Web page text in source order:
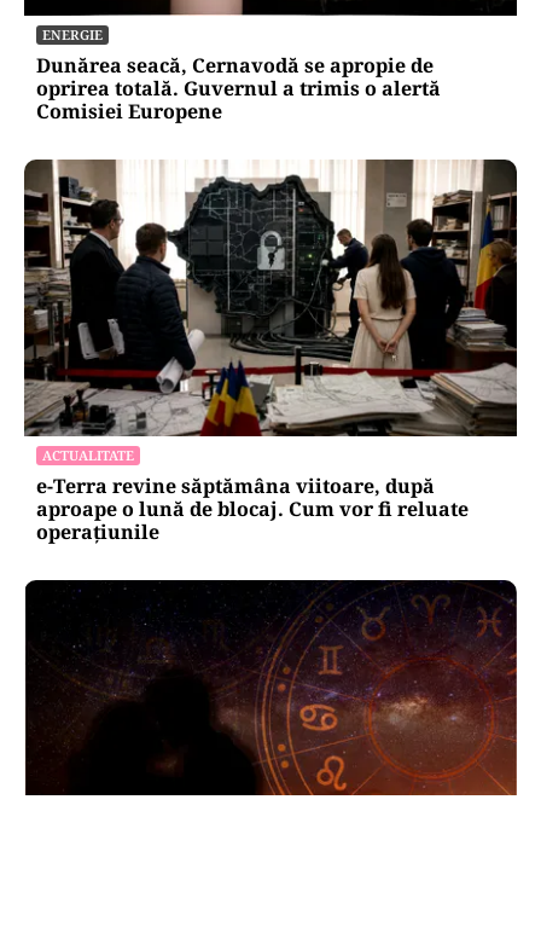
ENERGIE
Dunărea seacă, Cernavodă se apropie de
oprirea totală. Guvernul a trimis o alertă
Comisiei Europene
ACTUALITATE
e-Terra revine săptămâna viitoare, după
aproape o lună de blocaj. Cum vor fi reluate
operațiunile